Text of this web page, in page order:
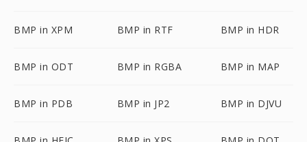
BMP in XPM BMP in RTF BMP in HDR
BMP in ODT BMP in RGBA BMP in MAP
BMP in PDB BMP in JP2 BMP in DJVU